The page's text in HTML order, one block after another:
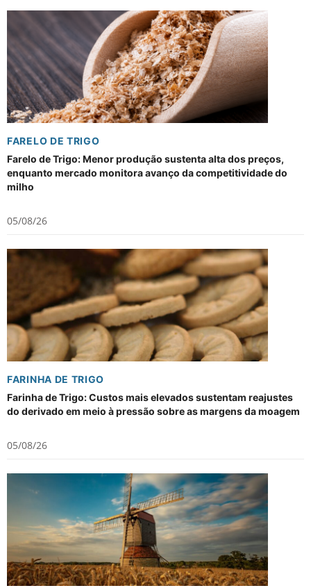
FARELO DE TRIGO
Farelo de Trigo: Menor produção sustenta alta dos preços,
enquanto mercado monitora avanço da competitividade do
milho
05/08/26
FARINHA DE TRIGO
Farinha de Trigo: Custos mais elevados sustentam reajustes
do derivado em meio à pressão sobre as margens da moagem
05/08/26